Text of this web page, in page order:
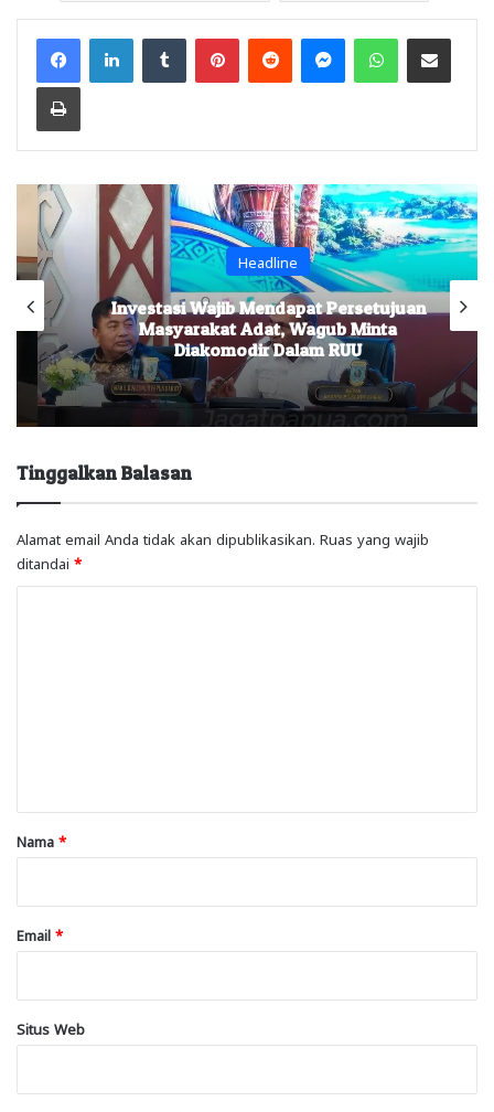
FacebookLinkedInTumblr PinterestReddit MessengerWhatsAppShare via Email
Print
Headline
Investasi Wajib Mendapat Persetujuan
Masyarakat Adat, Wagub Minta
Diakomodir Dalam RUU
Tinggalkan Balasan
Alamat email Anda tidak akan dipublikasikan. Ruas yang wajib
ditandai *
rNama *
Email *
Situs Web